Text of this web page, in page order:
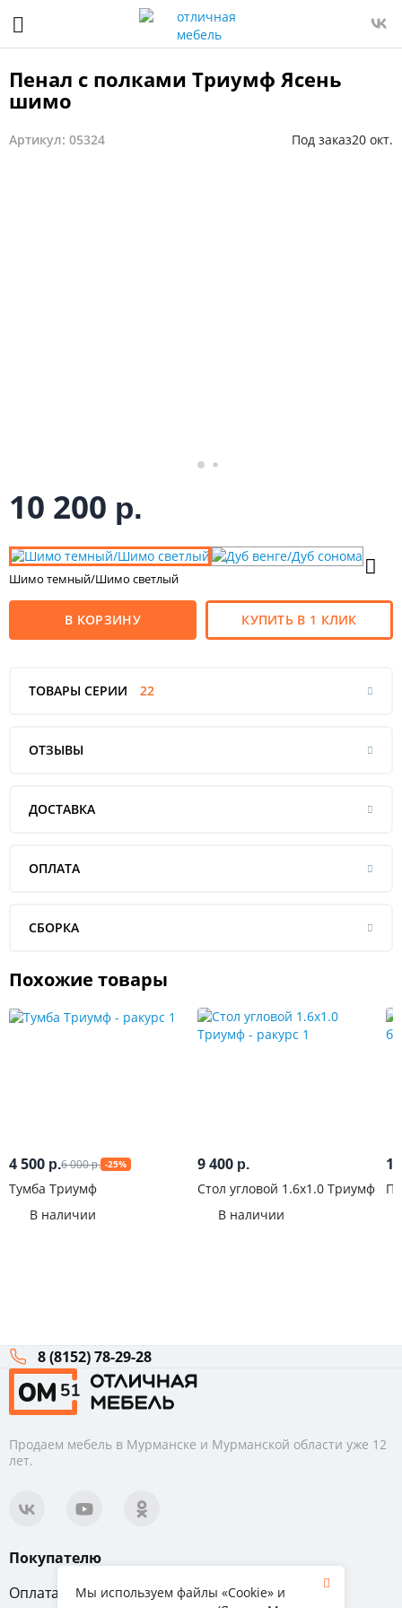
Пенал с полками Триумф Ясень
шимо
Артикул: 05324 Под заказ20 окт.
10 200 р.
Шимо темный/Шимо светлый
В КОРЗИНУ КУПИТЬ В 1 КЛИК
ТОВАРЫ СЕРИИ 22
ОТЗЫВЫ
ДОСТАВКА
ОПЛАТА
СБОРКА
Похожие товары
4 500 р.6 000р. -25%
Тумба Триумф
В наличии
9 400 р.
Стол угловой 1.6х1.0 Триумф
В наличии
1
8 (8152) 78-29-28
Продаем мебель в Мурманске и Мурманской области уже 12
лет.
Покупателю
Оплата
Вопрос-ответ
Мы используем файлы «Cookie» и